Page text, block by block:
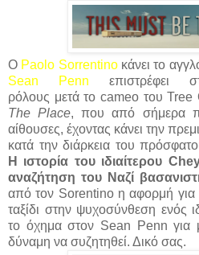
O Paolo Sorrentinoκάνει το
Sean Penn επιστρέφει
ρόλους μετά το cameo του Tree
The Place, που από σήμερα
αίθουσες, έχοντας κάνει την
κατά την διάρκεια του
Η ιστορία του ιδιαίτερου
αναζήτηση του Ναζί
από τον Sorentino η αφορμή για
ταξίδι στην ψυχοσύνθεση ενός
το όχημα στον Sean Penn για
δύναμη να συζητηθεί. Δικό σας.